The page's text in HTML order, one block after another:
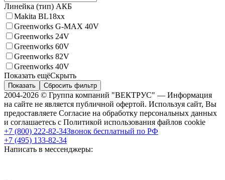
Линейка (тип) АКБ
Makita BL18xx
Greenworks G-MAX 40V
Greenworks 24V
Greenworks 60V
Greenworks 82V
Greenworks 40V
Показать ещёСкрыть
Показать Сбросить фильтр
2004-2026 © Группа компаний "ВЕКТРУС" — Информация
на сайте не является публичной офертой. Используя сайт, Вы
предоставляете Согласие на обработку персональных данных
и соглашаетесь с Политикой использования файлов cookie
+7 (800) 222-82-34Звонок бесплатный по РФ
+7 (495) 133-82-34
Написать в мессенджеры: